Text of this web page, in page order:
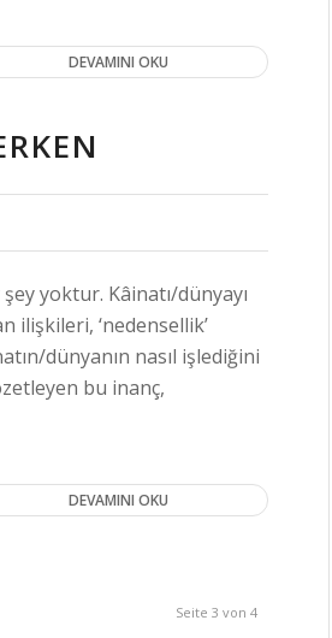
DEVAMINI OKU
yoktur. Kâinatı/dünyayı
‘nedensellik’
dünyanın nasıl işlediğini
bu inanç,
DEVAMINI OKU
Seite 3 von 4